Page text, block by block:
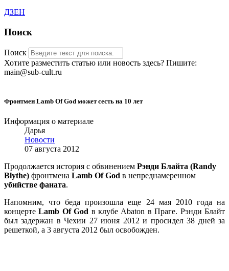
ДЗЕН
Поиск
Поиск
Хотите разместить статью или новость здесь? Пишите:
main@sub-cult.ru
Фронтмен Lamb Of God может сесть на 10 лет
Информация о материале
Дарья
Новости
07 августа 2012
Продолжается история с обвинением Рэнди Блайта (Randy
Blythe) фронтмена Lamb Of God в непреднамеренном
убийстве фаната.
Напомним, что беда произошла еще 24 мая 2010 года на
концертеLamb Of God в клубе Abaton в Праге. Рэнди Блайт
был задержан в Чехии 27 июня 2012 и просидел 38 дней за
решеткой, а 3 августа 2012 был освобожден.